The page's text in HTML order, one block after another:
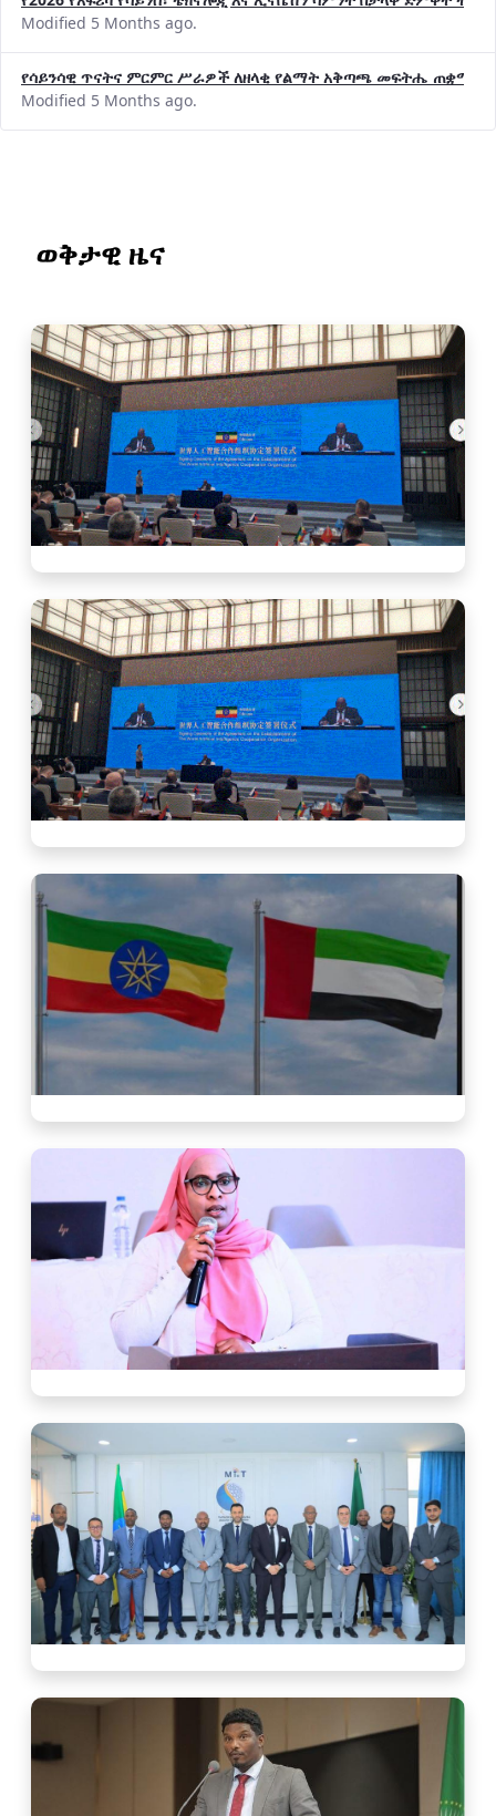
Modified 5 Months ago.
የሳይንሳዊ ጥናትና ምርምር ሥራዎች ለዘላቂ የልማት አቅጣጫ መፍትሔ ጠቋሚ
Modified 5 Months ago.
ወቅታዊ ዜና